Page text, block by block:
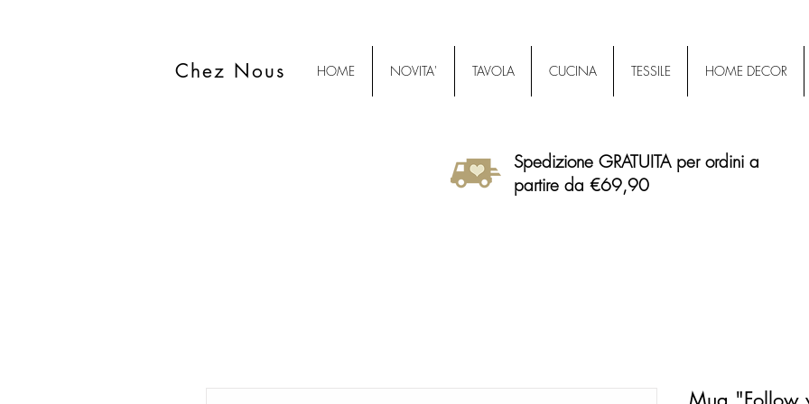
HOME NOVITA' TAVOLA CUCINA TESSILE HOME DECOR
Chez Nous
Spedizione GRATUITA per ordini a
partire da €69,90